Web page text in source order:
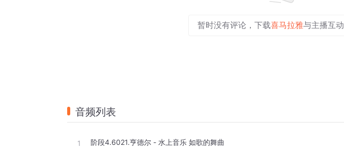
暂时没有评论，下载喜马拉雅与主播互动
音频列表
1 阶段4.6021.亨德尔 - 水上音乐 如歌的舞曲